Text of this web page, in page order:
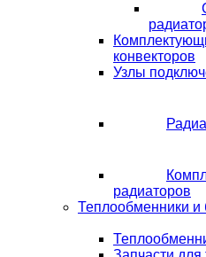
конвекторов
Узлы
радиаторов
Теплообменники и